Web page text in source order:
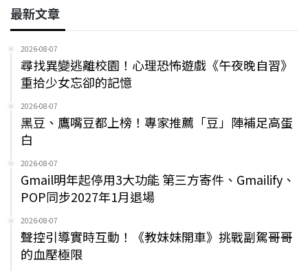
最新文章
2026-08-07
尋找異變逃離校園！心理恐怖遊戲《午夜晚自習》
重拾少女忘卻的記憶
2026-08-07
黑豆、鷹嘴豆都上榜！專家推薦「豆」陣補足高蛋
白
2026-08-07
Gmail明年起停用3大功能 第三方寄件、Gmailify、
POP同步2027年1月退場
2026-08-07
聲控引導實時互動！《教妹妹開車》挑戰副駕哥哥
的血壓極限